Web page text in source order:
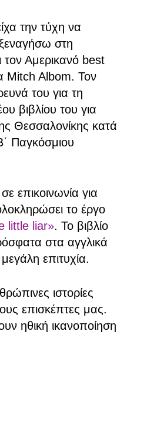
την τύχη να
στη
τον Αμερικανό best
Mitch Albom. Τον
του για τη
βιβλίου του για
Θεσσαλονίκης κατά
Παγκόσμιου
επικοινωνία για
το έργο
little liar». Το βιβλίο
στα αγγλικά
επιτυχία.
ιστορίες
επισκέπτες μας.
ηθική ικανοποίηση